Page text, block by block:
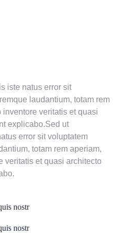
iste natus error sit
laudantium, totam rem
veritatis et quasi
explicabo.Sed ut
error sit voluptatem
totam rem aperiam,
veritatis et quasi architecto
nostr
nostr